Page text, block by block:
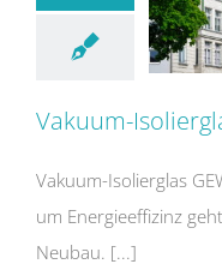
Vakuum-
Vakuum-Isolierglas
um Energieeffizinz
Neubau. [...]